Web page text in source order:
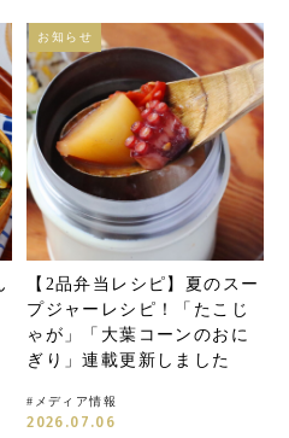
【2品弁当レシピ】夏のスー
プジャーレシピ！「たこじ
ゃが」「大葉コーンのおに
ぎり」連載更新しました
# メディア情報
2026.07.06
お知らせ